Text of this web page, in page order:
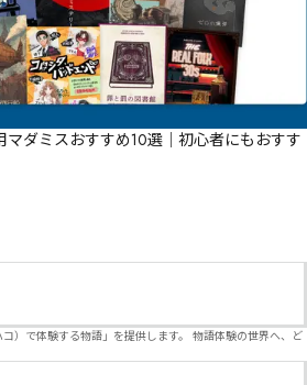
マダミスおすすめ10選｜初心者にもおすす
）で体験する物語」を提供します。 物語体験の世界へ、ど